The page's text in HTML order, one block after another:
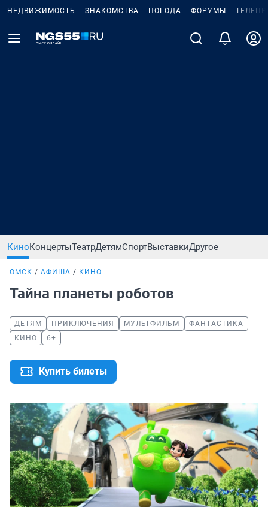
НЕДВИЖИМОСТЬ ЗНАКОМСТВА ПОГОДА ФОРУМЫ
КиноКонцертыТеатрДетямСпортВыставкиДругое
ОМСК АФИША КИНО
Тайна планеты роботов
ДЕТЯМ ПРИКЛЮЧЕНИЯ МУЛЬТФИЛЬМ
ФАНТАСТИКА
КИНО
6+
Купить билеты